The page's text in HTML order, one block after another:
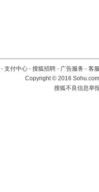
- 支付中心 - 搜狐招聘 - 广告服务 - 客
Copyright©2016
搜狐不良信息举